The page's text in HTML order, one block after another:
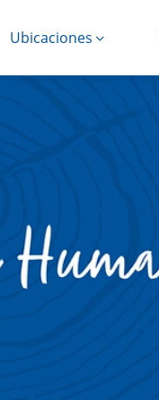
Ubicaciones